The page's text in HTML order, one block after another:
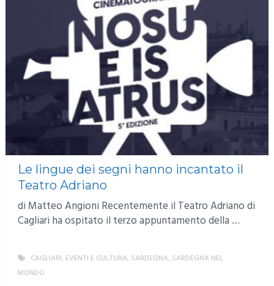
Le lingue dei segni hanno incantato il
Teatro Adriano
di Matteo Angioni Recentemente il Teatro Adriano di
Cagliari ha ospitato il terzo appuntamento della …
CAGLIARI, EVENTI E CULTURA, SARDEGNA, SARDEGNA NEL
MONDO